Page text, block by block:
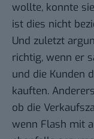
wollte, konnte
ist dies nicht
Und zuletzt
richtig, wenn er
und die Kunden
kauften.
ob die
wenn Flash mit